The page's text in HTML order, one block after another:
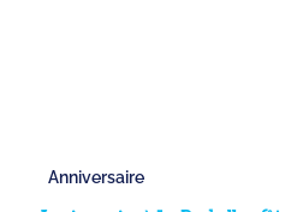
Anniversaire